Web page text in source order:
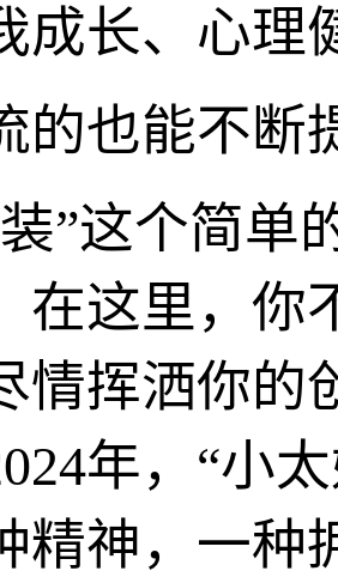
成长、心理
的也能不断
”这个简单
在这里，你
情挥洒你的
年，“小
精神，一种